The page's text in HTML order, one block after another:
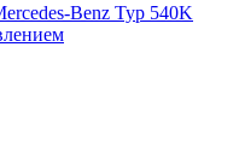
Benz Typ 540K